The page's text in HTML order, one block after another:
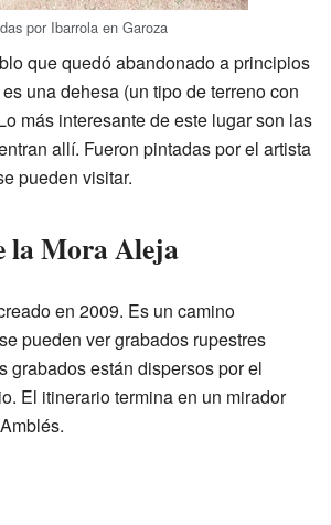
por Ibarrola en Garoza
que quedó abandonado a principios
una dehesa (un tipo de terreno con
más interesante de este lugar son las
allí. Fueron pintadas por el artista
pueden visitar.
la Mora Aleja
en 2009. Es un camino
pueden ver grabados rupestres
grabados están dispersos por el
El itinerario termina en un mirador